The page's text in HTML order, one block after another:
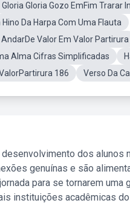
Gloria Gloria Gozo EmFim Trarar
Hino Da Harpa Com Uma Flauta
Valor Em Valor Partirura
Alma Cifras Simplificadas
186 Verso Da
dos alunos
genuínas e são
para se tornarem uma
instituições acadêmicas do